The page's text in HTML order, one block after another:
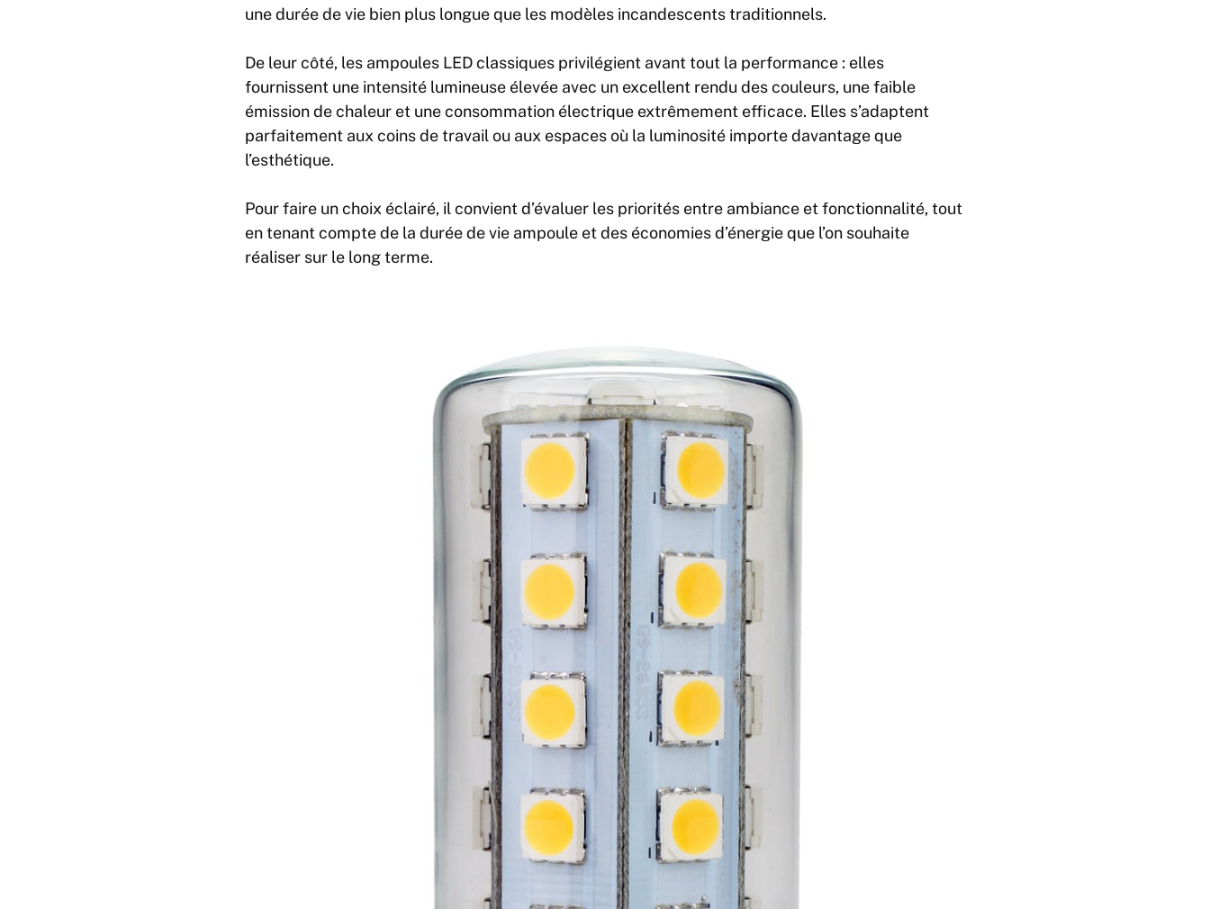
une durée de vie bien plus longue que les modèles incandescents traditionnels.
De leur côté, les ampoules LED classiques privilégient avant tout la performance : elles
fournissent une intensité lumineuse élevée avec un excellent rendu des couleurs, une faible
émission de chaleur et une consommation électrique extrêmement efficace. Elles s’adaptent
parfaitement aux coins de travail ou aux espaces où la luminosité importe davantage que
l’esthétique.
Pour faire un choix éclairé, il convient d’évaluer les priorités entre ambiance et fonctionnalité, tout
en tenant compte de la durée de vie ampoule et des économies d’énergie que l’on souhaite
réaliser sur le long terme.